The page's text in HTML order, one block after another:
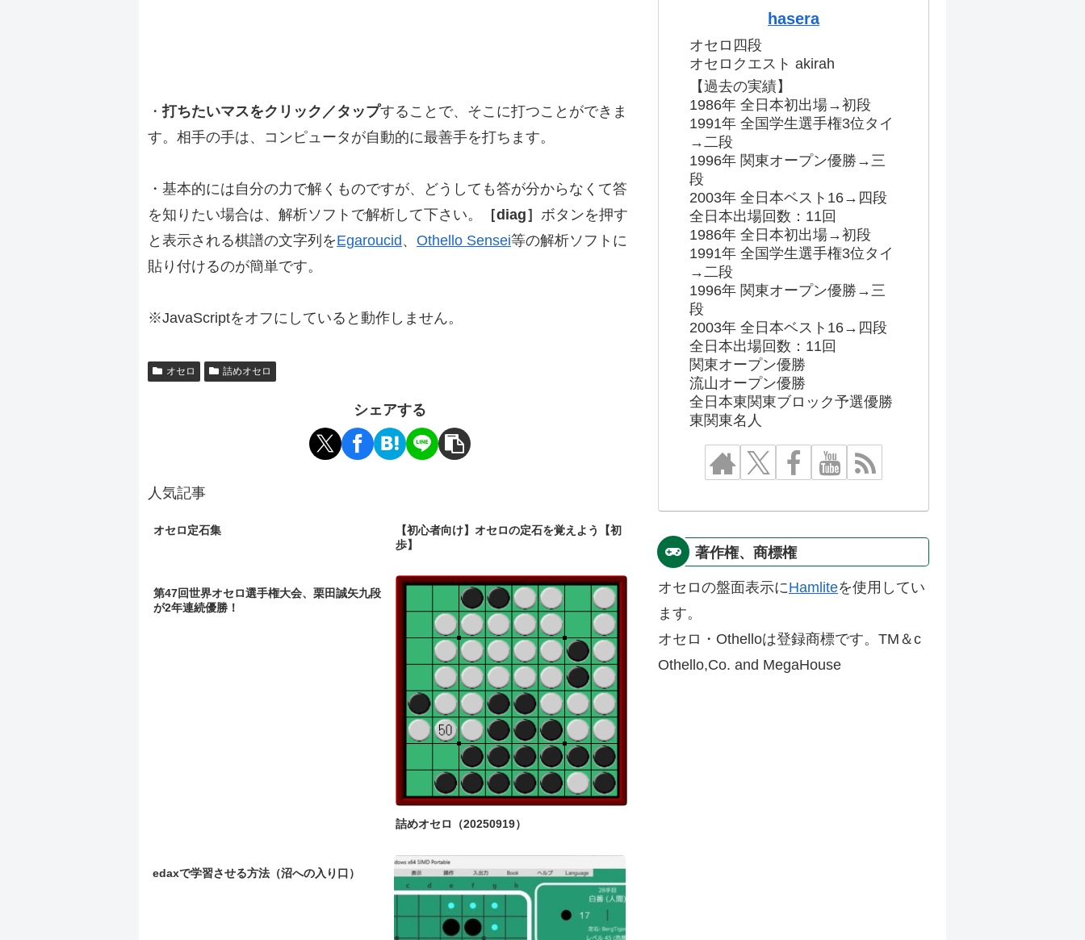
・打ちたいマスをクリック／タップすることで、そこに打つことができま
す。相手の手は、コンピュータが自動的に最善手を打ちます。
・基本的には自分の力で解くものですが、どうしても答が分からなくて答
を知りたい場合は、解析ソフトで解析して下さい。
［diag］ ボタンを押す
と表示される棋譜の文字列をEgaroucid、 Othello Sensei等の解析ソフトに
貼り付けるのが簡単です。
※JavaScriptをオフにしていると動作しません。
オセロ 詰めオセロ
シェアする
人気記事
オセロ定石集
【初心者向け】オセロの定石を覚えよう【初
歩】
第47回世界オセロ選手権大会、栗田誠矢九段
が2年連続優勝！
詰めオセロ（20250919）
edaxで学習させる方法（沼への入り口）
hasera
オセロ四段
オセロクエスト akirah
【過去の実績】
1986年 全日本初出場→初段
1991年 全国学生選手権3位タイ
→二段
1996年 関東オープン優勝→三
段
2003年 全日本ベスト16→四段
全日本出場回数：11回
1986年 全日本初出場→初段
1991年 全国学生選手権3位タイ
→二段
1996年 関東オープン優勝→三
段
2003年 全日本ベスト16→四段
全日本出場回数：11回
関東オープン優勝
流山オープン優勝
全日本東関東ブロック予選優勝
東関東名人
著作権、商標権
オセロの盤面表示にHamliteを使用してい
ます。
オセロ・Othelloは登録商標です。TM＆c
Othello,Co. and MegaHouse